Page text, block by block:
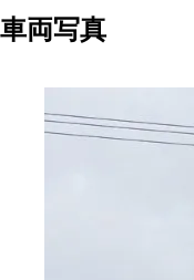
車両写真